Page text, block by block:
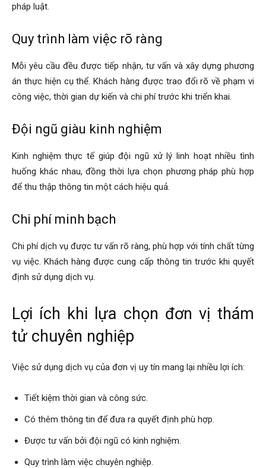
pháp luật.
Quy trình làm việc rõ ràng
Mỗi yêu cầu đều được tiếp nhận, tư vấn và xây dựng phương
án thực hiện cụ thể. Khách hàng được trao đổi rõ về phạm vi
công việc, thời gian dự kiến và chi phí trước khi triển khai.
Đội ngũ giàu kinh nghiệm
Kinh nghiệm thực tế giúp đội ngũ xử lý linh hoạt nhiều tình
huống khác nhau, đồng thời lựa chọn phương pháp phù hợp
để thu thập thông tin một cách hiệu quả.
Chi phí minh bạch
Chi phí dịch vụ được tư vấn rõ ràng, phù hợp với tính chất từng
vụ việc. Khách hàng được cung cấp thông tin trước khi quyết
định sử dụng dịch vụ.
Lợi ích khi lựa chọn đơn vị thám
tử chuyên nghiệp
Việc sử dụng dịch vụ của đơn vị uy tín mang lại nhiều lợi ích:
Tiết kiệm thời gian và công sức.
Có thêm thông tin để đưa ra quyết định phù hợp.
Được tư vấn bởi đội ngũ có kinh nghiệm.
Quy trình làm việc chuyên nghiệp.